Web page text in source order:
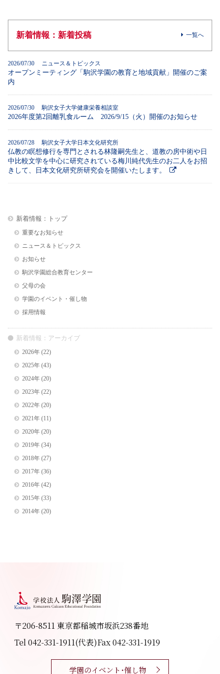
新着情報：新着投稿 一覧へ
2026/07/30 ニュース＆トピックス
オープンミーティング「駒沢学園の教育と地域貢献」開催のご案
内
2026/07/30 駒沢女子大学健康栄養相談室
2026年度第2回離乳食ルーム 2026/9/15（火）開催のお知らせ
2026/07/28 駒沢女子大学日本文化研究所
仏教の瞑想修行を専門とされる林隆嗣先生と、道教の房中術や日
中比較文学を中心に研究されている梅川純代先生のお二人をお招
きして、日本文化研究所研究会を開催いたします。
新着情報：トップ
重要なお知らせ
ニュース＆トピックス
お知らせ
駒沢学園総合教育センター
父母の会
学園のイベント・催し物
採用情報
新着情報：アーカイブ
2026年(22)
2025年(43)
2024年(20)
2023年(22)
2022年(20)
2021年(11)
2020年(20)
2019年(34)
2018年(27)
2017年(36)
2016年(42)
2015年(33)
2014年(20)
〒206-8511 東京都稲城市坂浜238番地
Tel 042-331-1911(代表)Fax 042-331-1919
学園のイベント・催し物